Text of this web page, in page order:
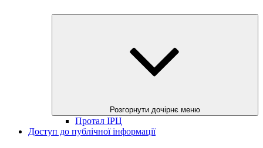
Розгорнути дочірнє меню
Протал ІРЦ
Доступ до публічної інформації